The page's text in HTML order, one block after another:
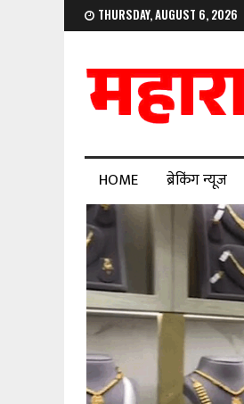
THURSDAY, AUGUST 6, 2026
HOME ब्रेकिंग न्यूज